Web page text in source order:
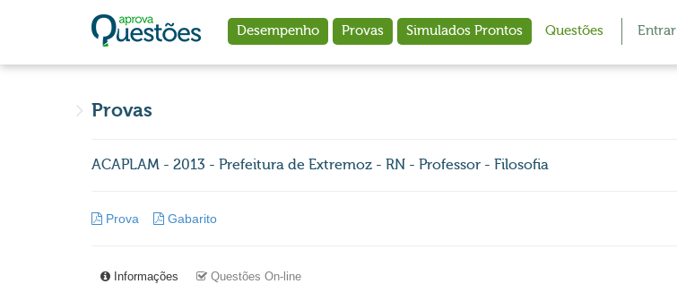
Desempenho Provas Simulados Prontos Questões Entrar
Provas
ACAPLAM - 2013 - Prefeitura de Extremoz - RN - Professor - Filosofia
Prova Gabarito
Informações Questões On-line